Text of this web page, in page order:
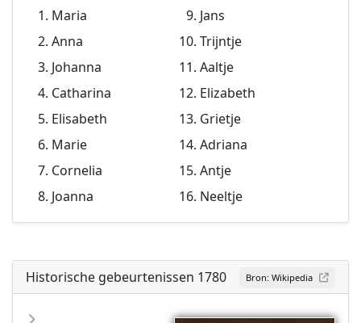
Maria
Anna
Johanna
Catharina
Elisabeth
Marie
Cornelia
Joanna
Jans
Trijntje
Aaltje
Elizabeth
Grietje
Adriana
Antje
Neeltje
Bron: Wikipedia
Historische gebeurtenissen 1780